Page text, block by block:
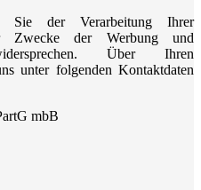
Sie der Verarbeitung Ihrer
Zwecke der Werbung und
Über Ihren
unter folgenden Kontaktdaten
mbB